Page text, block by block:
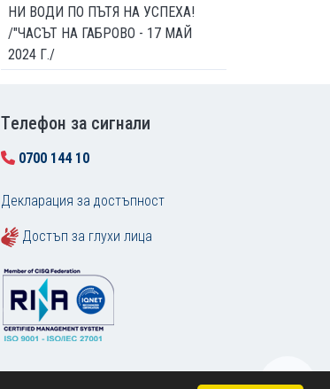
НИ ВОДИ ПО ПЪТЯ НА УСПЕХА!
/"ЧАСЪТ НА ГАБРОВО - 17 МАЙ
2024 Г./
Tелефон за сигнали
0700 144 10
Декларация за достъпност
Достъп за глухи лица